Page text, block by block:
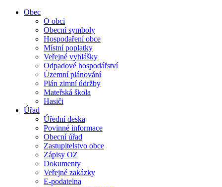
Obec
O obci
Obecní symboly
Hospodaření obce
Místní poplatky
Veřejné vyhlášky
Odpadové hospodářství
Územní plánování
Plán zimní údržby
Mateřská škola
Hasiči
Úřad
Úřední deska
Povinné informace
Obecní úřad
Zastupitelstvo obce
Zápisy OZ
Dokumenty
Veřejné zakázky
E-podatelna